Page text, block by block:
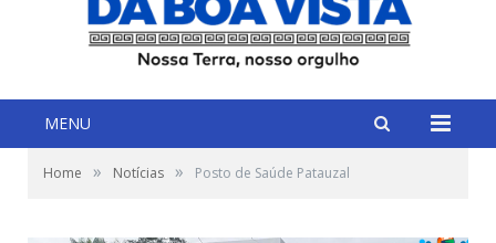
MENU
Home » Notícias » Posto de Saúde Patauzal